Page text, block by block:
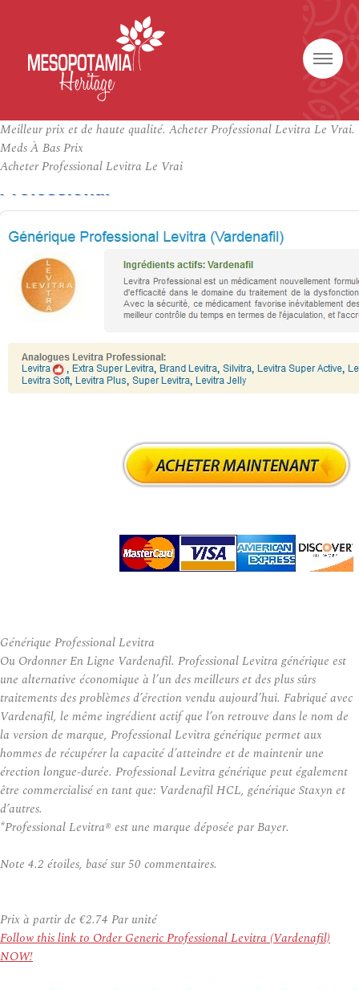
Meilleur prix et de haute qualité. Acheter Professional Levitra Le Vrai.
Meds À Bas Prix
Acheter Professional Levitra Le Vrai
Générique Professional Levitra
Ou Ordonner En Ligne Vardenafil. Professional Levitra générique est
une alternative économique à l’un des meilleurs et des plus sûrs
traitements des problèmes d’érection vendu aujourd’hui. Fabriqué avec
Vardenafil, le même ingrédient actif que l’on retrouve dans le nom de
la version de marque, Professional Levitra générique permet aux
hommes de récupérer la capacité d’atteindre et de maintenir une
érection longue-durée. Professional Levitra générique peut également
être commercialisé en tant que: Vardenafil HCL, générique Staxyn et
d’autres.
*Professional Levitra® est une marque déposée par Bayer.
Note 4.2 étoiles, basé sur50 commentaires.
Prix à partir de €2.74 Par unité
Follow this link to Order Generic Professional Levitra (Vardenafil)
NOW!